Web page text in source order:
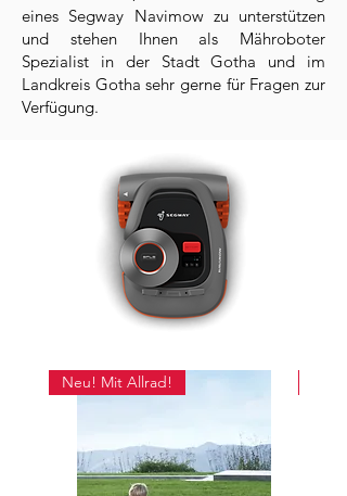
eines Segway Navimow zu unterstützen
und stehen Ihnen als Mähroboter
Spezialist in der Stadt Gotha und im
Landkreis Gotha sehr gerne für Fragen zur
Verfügung.
Neu! Mit Allrad!